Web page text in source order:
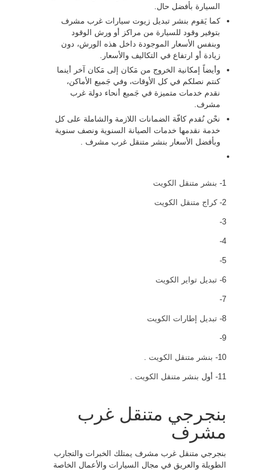
السيارة بأفضل حال.
كما يَقوم بنشر تبديل زيوت سيارات غرب مشرف
بتوفير وقود للسيارة من مراكز أو ورش الوقود
وبنفس الأسعار الموجودة داخل هذه الورش، دون
زيادة أو ارتفاع في التكاليف والأسعار.
وأيضاً إمكانية الخروج من مَكان إلى مَكان آخر أينما
كنتم نصلكم في كل الأوقات، وفي جَميع الأماكن،
نقدم خدمات متميزة في جَميع أنحاء دولة غرب
مشرف.
نحْن نُقدم كافّة الضمانات اللازمة والشاملة على كل
خدمة نقدمها خدمات الصيانة السنوية ونصف سنوية
وبأفضل الأسعار بنشر متنقل غرب مشرف .
1- بنشر متنقل الكويت
2- كراج متنقل الكويت
3-
4-
5-
6- تبديل تواير الكويت
7-
8- تبديل إطارات الكويت
9-
10- بنشر متنقل الكويت
11- أول بنشر متنقل الكويت
بنجرجي متنقل غرب
مشرف
بنجرجي متنقل غرب مشرف يمتلك الخبرات والتجارب
الطويلة والعريق في مجال السيارات والأعمال الخاصة